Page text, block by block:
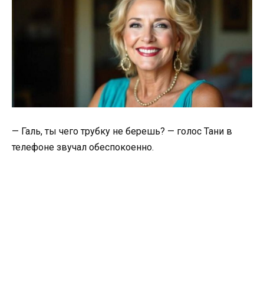
— Галь, ты чего трубку не берешь? — голос Тани в
телефоне звучал обеспокоенно.